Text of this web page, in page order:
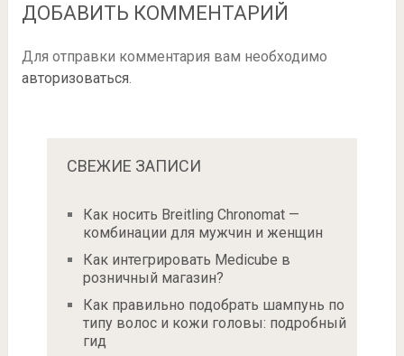
ДОБАВИТЬ КОММЕНТАРИЙ
Для отправки комментария вам необходимо
авторизоваться.
СВЕЖИЕ ЗАПИСИ
Как носить Breitling Chronomat —
комбинации для мужчин и женщин
Как интегрировать Medicube в
розничный магазин?
Как правильно подобрать шампунь по
типу волос и кожи головы: подробный
гид